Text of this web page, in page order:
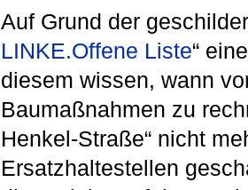
Auf Grund der
LINKE.Offene Liste“
diesem wissen, wann
Baumaßnahmen zu
Henkel-Straße“ nicht
Ersatzhaltestellen